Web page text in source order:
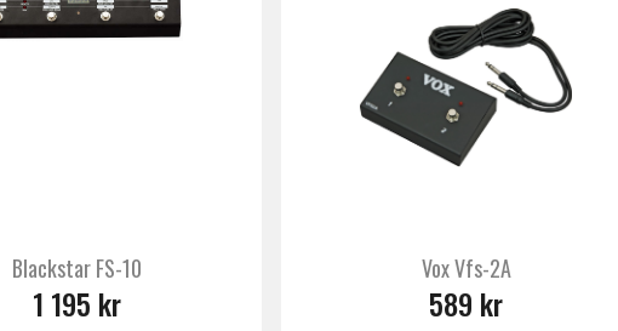
kan skicka upp till 16 olika MIDI-meddelanden
MIDI och Bluetooth MIDI in/ut/pass-through
och Bluetooth-status
5V USB
Blackstar FS-10
1 195 kr
Vox Vfs-2A
589 kr